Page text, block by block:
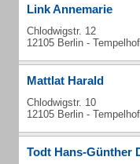
Link Annemarie
Chlodwigstr. 12
12105 Berlin - Tempelhof
Mattlat Harald
Chlodwigstr. 10
12105 Berlin - Tempelhof
Todt Hans-Günther